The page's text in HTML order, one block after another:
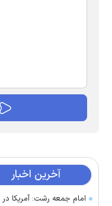
آخرین اخبار
امام جمعه رشت: آمریکا در